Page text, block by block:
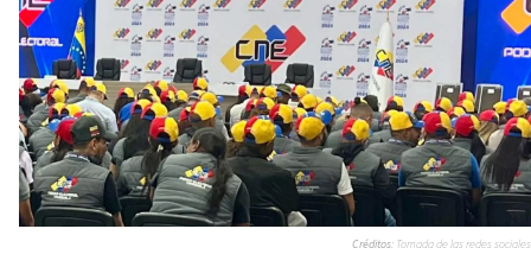
Créditos: Tomada de las redes sociales